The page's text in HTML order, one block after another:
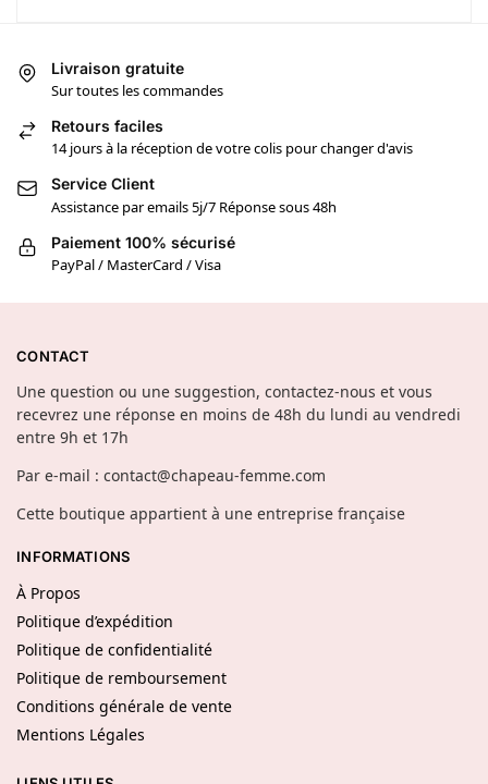
Livraison gratuite
Sur toutes les commandes
Retours faciles
14 jours à la réception de votre colis pour changer d'avis
Service Client
Assistance par emails 5j/7 Réponse sous 48h
Paiement 100% sécurisé
PayPal / MasterCard / Visa
CONTACT
Une question ou une suggestion, contactez-nous et vous
recevrez une réponse en moins de 48h du lundi au vendredi
entre 9h et 17h
Par e-mail : contact@chapeau-femme.com
Cette boutique appartient à une entreprise française
INFORMATIONS
À Propos
Politique d’expédition
Politique de confidentialité
Politique de remboursement
Conditions générale de vente
Mentions Légales